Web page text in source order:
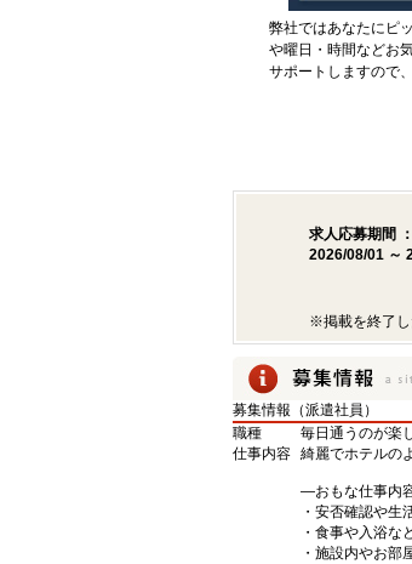
弊社ではあなたにピ
や曜日・時間などお
サポートしますので
求人応募期間 ：
2026/08/01 ～
※掲載を終了し
募集情報（派遣社員）
職種
毎日通うのが楽
仕事内容 綺麗でホテルの
―おもな仕事内
・安否確認や生
・食事や入浴な
・施設内やお部